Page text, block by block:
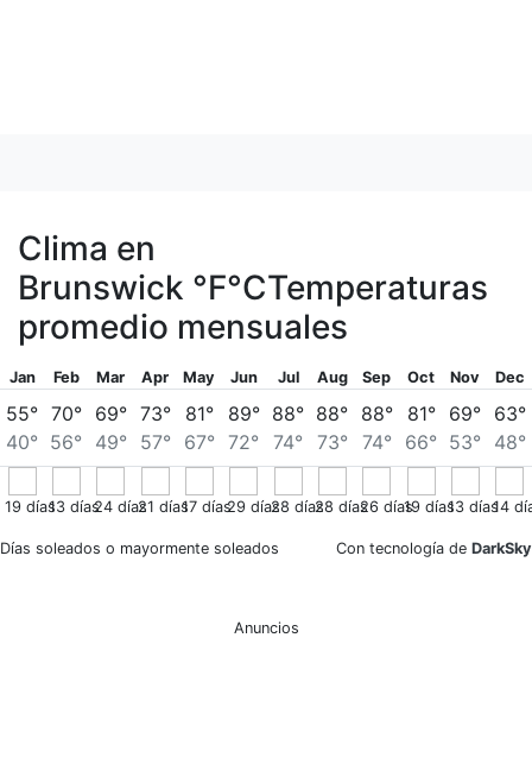
Clima en
Brunswick °F°CTemperaturas
promedio mensuales
Jan
55°
40°
19 días
Feb
70°
56°
13 días
Mar
69°
49°
24días
Apr
73°
57°
21 días
May
81°
67°
17 días
Jun
89°
72°
29 días
Jul
88°
74°
28 días
Aug
88°
73°
28 días
Sep
88°
74°
26 días
Oct
81°
66°
19 días
Nov
69°
53°
13 días
Dec
63°
48°
14
Días soleados o mayormente soleados Con tecnología de DarkSky
Anuncios